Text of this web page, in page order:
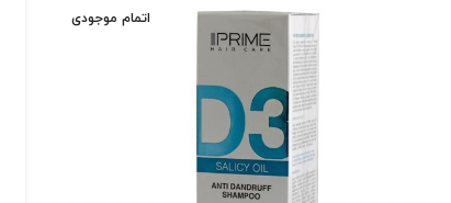
اتمام موجودی